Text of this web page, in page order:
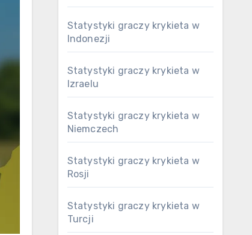
Statystyki graczy krykieta w
Indonezji
Statystyki graczy krykieta w
Izraelu
Statystyki graczy krykieta w
Niemczech
Statystyki graczy krykieta w
Rosji
Statystyki graczy krykieta w
Turcji